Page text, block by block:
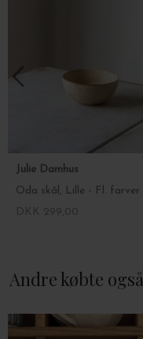
Julie Damhus
Oda skål, Lille - Fl. farver
Andre købte også